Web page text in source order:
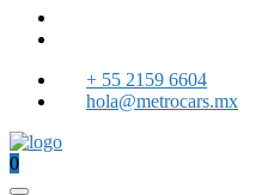
+ 55 2159 6604
hola@metrocars.mx
0